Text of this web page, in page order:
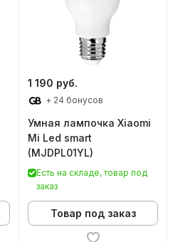
1 190 руб.
+ 24 бонусов
Умная лампочка Xiaomi
Mi Led smart
(MJDPL01YL)
Есть на складе, товар под
заказ
Товар под заказ